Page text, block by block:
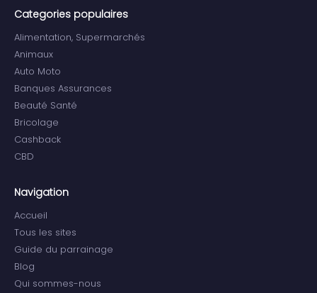
Categories populaires
Alimentation, Supermarchés
Animaux
Auto Moto
Banques Assurances
Beauté Santé
Bricolage
Cashback
CBD
Navigation
Accueil
Tous les sites
Guide du parrainage
Blog
Qui sommes-nous